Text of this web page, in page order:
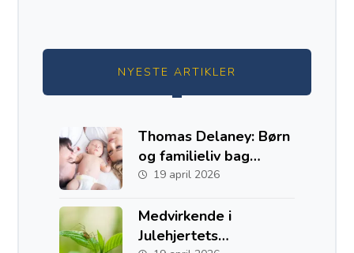
NYESTE ARTIKLER
Thomas Delaney: Børn
og familieliv bag
fodboldkarrieren
19 april 2026
Medvirkende i
Julehjertets